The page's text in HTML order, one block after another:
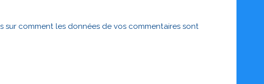
sur comment les données de vos commentaires sont